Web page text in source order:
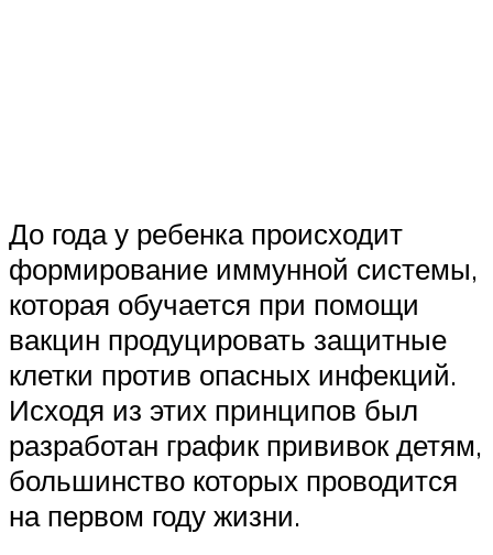
До года у ребенка происходит
формирование иммунной системы,
которая обучается при помощи
вакцин продуцировать защитные
клетки против опасных инфекций.
Исходя из этих принципов был
разработан график прививок детям,
большинство которых проводится
на первом году жизни.